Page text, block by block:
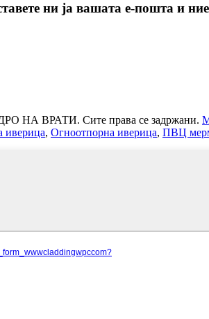
ни ја вашата е-пошта и
НА ВРАТИ. Сите права се задржани.
иверица, Огноотпорна иверица, ПВЦ